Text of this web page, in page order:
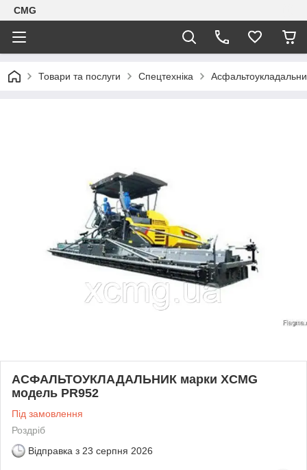
CMG
Товари та послуги Спецтехніка
АСФАЛЬТОУКЛАДАЛЬНИК марки XCMG
модель PR952
Під замовлення
Роздріб
Відправка з 23 серпня 2026